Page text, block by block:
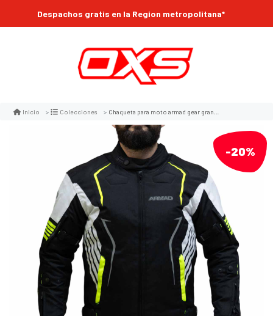
Despachos gratis en la Region metropolitana*
Inicio Colecciones Chaqueta para moto armad gear grand maxdura impermable
-20%